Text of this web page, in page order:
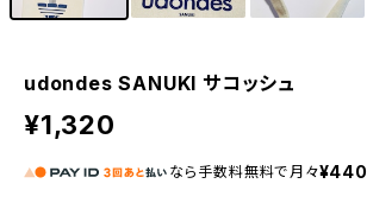
udondes SANUKI サコッシュ
¥1,320
なら 手数料無料で 月々¥440